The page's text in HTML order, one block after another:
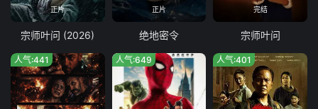
正片
宗师叶问 (2026)
正片
绝地密令
完结
宗师叶问
人气:441 人气:649 人气:401